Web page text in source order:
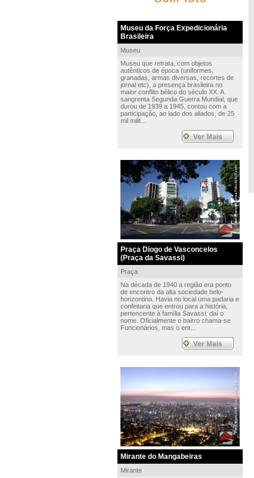
Museu da Força Expedicionária
Brasileira
Museu
Museu que retrata, com objetos
autênticos de época (uniformes,
granadas, armas diversas, recortes de
jornal etc), a presença brasileira no
maior conflito bélico do século XX. A
sangrenta Segunda Guerra Mundial, que
durou de 1939 a 1945, contou com a
participação, ao lado dos aliados, de 25
mil milit...
Praça Diogo de Vasconcelos
(Praça da Savassi)
Praça
Na década de 1940 a região era ponto
de encontro da alta sociedade belo-
horizontina. Havia no local uma padaria e
confeitaria que entrou para a história,
pertencente à família Savassi, daí o
nome. Oficialmente o bairro chama-se
Funcionários, mas o ent...
Mirante do Mangabeiras
Mirante